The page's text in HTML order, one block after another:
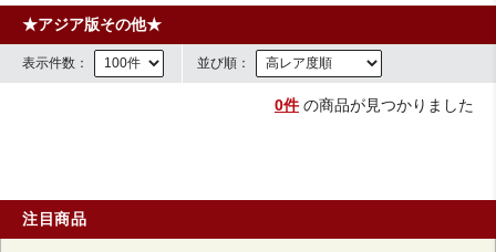
★アジア版その他★
表示件数： 並び順：
0件の商品が見つかりました
注目商品